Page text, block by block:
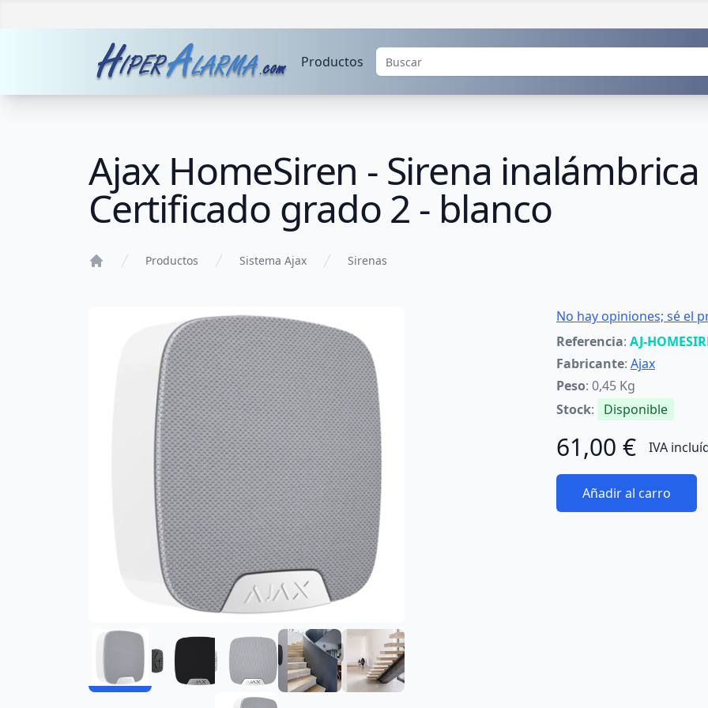
Productos
Ajax HomeSiren - Sirena
Certificado grado 2 - blanco
Productos Sistema Ajax Sirenas
No hay opiniones; sé el
Referencia: AJ-
Fabricante: Ajax
Peso: 0,45 Kg
Stock: Disponible
61,00 € IVA
Añadir al carro